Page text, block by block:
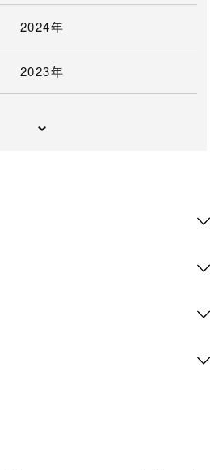
2024年
2023年